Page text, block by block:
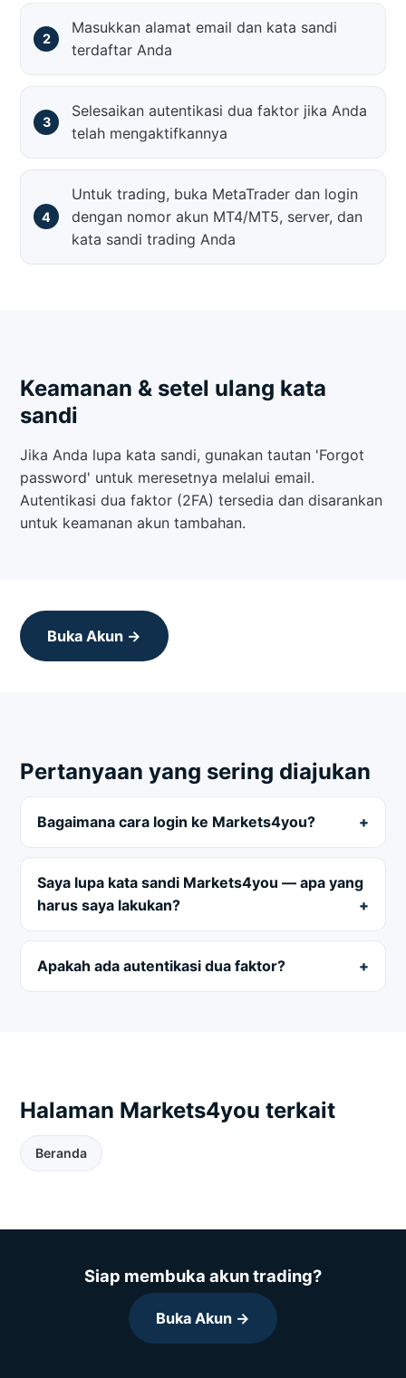
Masukkan alamat email dan kata sandi
terdaftar Anda
Selesaikan autentikasi dua faktor jika Anda
telah mengaktifkannya
Untuk trading, buka MetaTrader dan login
dengan nomor akun MT4/MT5, server, dan
kata sandi trading Anda
Keamanan & setel ulang kata
sandi
Jika Anda lupa kata sandi, gunakan tautan 'Forgot
password' untuk meresetnya melalui email.
Autentikasi dua faktor (2FA) tersedia dan disarankan
untuk keamanan akun tambahan.
Buka Akun →
Pertanyaan yang sering diajukan
Bagaimana cara login ke Markets4you?
Saya lupa kata sandi Markets4you — apa yang
harus saya lakukan?
Apakah ada autentikasi dua faktor?
Halaman Markets4you terkait
Beranda
Siap membuka akun trading?
Buka Akun →